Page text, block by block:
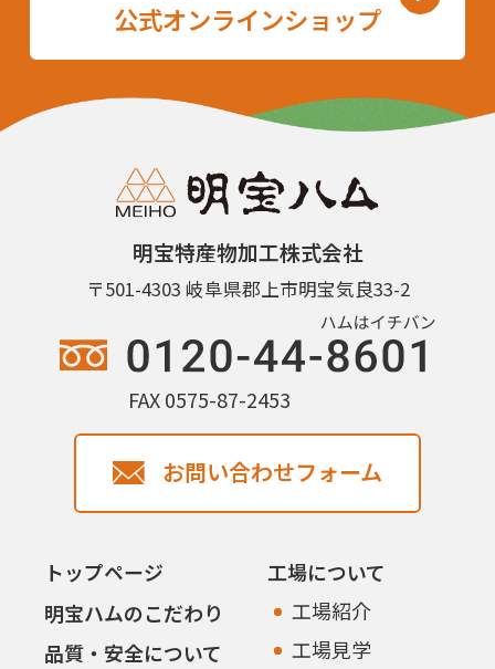
公式オンラインショップ
明宝特産物加工株式会社
〒501-4303 岐阜県郡上市明宝気良33-2
FAX 0575-87-2453
お問い合わせフォーム
トップページ
明宝ハムのこだわり
品質・安全について
工場について
工場紹介
工場見学